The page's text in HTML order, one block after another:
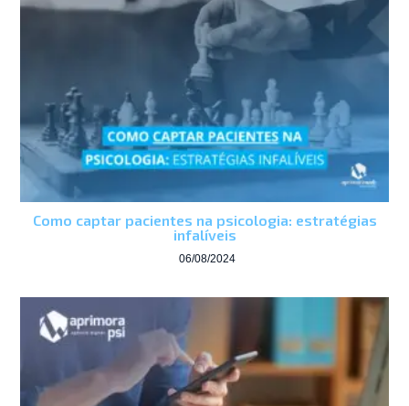
Como captar pacientes na psicologia: estratégias
infalíveis
06/08/2024